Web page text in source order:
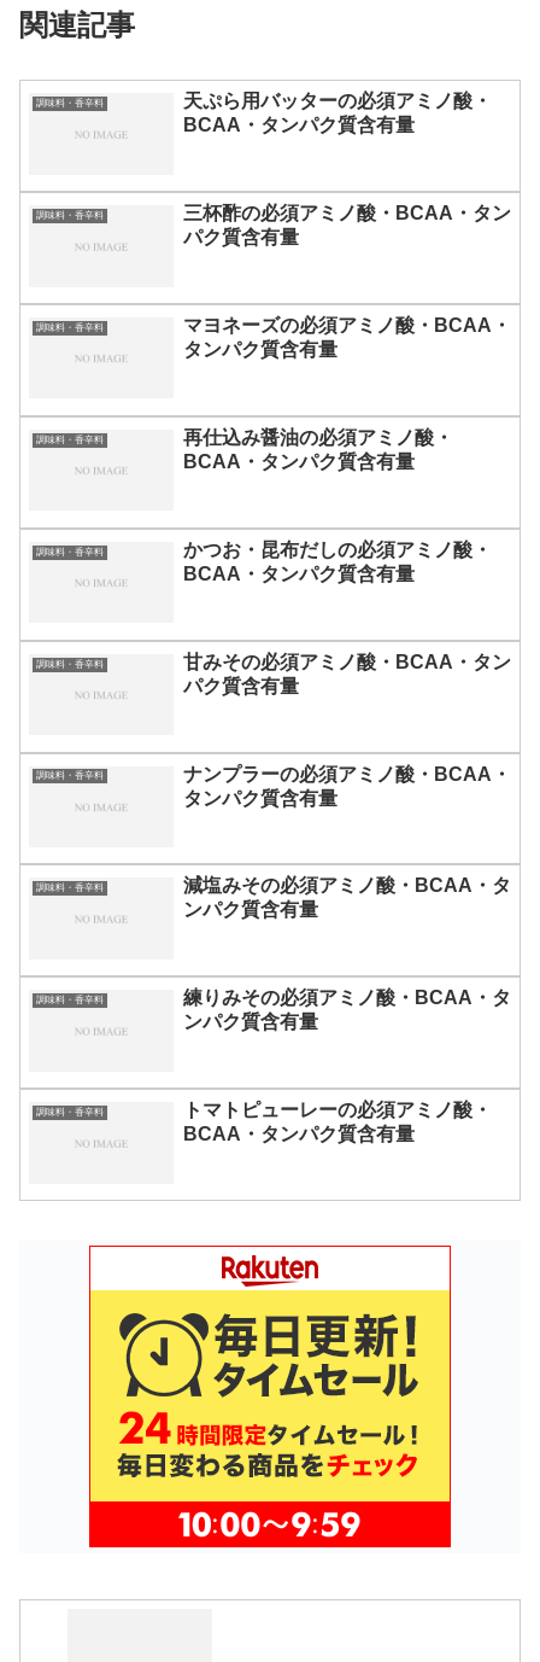
関連記事
調味料・香辛料
天ぷら用バッターの必須アミノ酸・
BCAA・タンパク質含有量
調味料・香辛料
三杯酢の必須アミノ酸・BCAA・タン
パク質含有量
調味料・香辛料
マヨネーズの必須アミノ酸・BCAA・
タンパク質含有量
調味料・香辛料
再仕込み醤油の必須アミノ酸・
BCAA・タンパク質含有量
調味料・香辛料
かつお・昆布だしの必須アミノ酸・
BCAA・タンパク質含有量
調味料・香辛料
甘みその必須アミノ酸・BCAA・タン
パク質含有量
調味料・香辛料
ナンプラーの必須アミノ酸・BCAA・
タンパク質含有量
調味料・香辛料
減塩みその必須アミノ酸・BCAA・タ
ンパク質含有量
調味料・香辛料
練りみその必須アミノ酸・BCAA・タ
ンパク質含有量
調味料・香辛料
トマトピューレーの必須アミノ酸・
BCAA・タンパク質含有量